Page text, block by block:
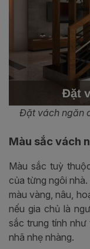
Đặt vách ngăn
Màu sắc vách
Màu sắc tuỳ
của từng ngôi
màu vàng, nâu,
nếu gia chủ là
sắc trung tính như
nhã nhẹ nhàng.